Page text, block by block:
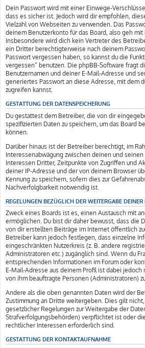
Dein Passwort wird mit einer Einwege-
dass es sicher ist. Jedoch wird dir empfohlen,
Vielzahl von Webseiten zu verwenden. Das
deinem Benutzerkonto für das Board, also geh mit
Insbesondere wird dich kein Vertreter des
ein Dritter berechtigterweise nach deinem
Passwort vergessen haben, so kannst du die
vergessen“ benutzen. Die phpBB-Software fragt
Benutzernamen und deiner E-Mail-Adresse und
generiertes Passwort an diese Adresse, mit dem
zugreifen kannst.
GESTATTUNG DER DATENSPEICHERUNG
Du gestattest dem Betreiber, die von dir
spezifizierten Daten zu speichern, um das Board
können.
Darüber hinaus ist der Betreiber berechtigt, im
Interessenabwägung zwischen deinen und
Interessen Dritter, Zeitpunkte von Zugriffen und
deiner IP-Adresse und der von deinem Browser
Kennung zu speichern, sofern dies zur
Nachverfolgbarkeit notwendig ist.
REGELUNGEN BEZÜGLICH DER WEITERGABE DEINER
Zweck eines Boards ist es, einen Austausch mit
ermöglichen. Du bist dir daher bewusst, dass die
von dir erstellten Beiträge im Internet öffentlich
Betreiber kann jedoch festlegen, dass einzelne
eingeschränkten Nutzerkreis (z. B. andere
Administratoren etc.) zugänglich sind. Wenn du
entsprechenden Informationen im Forum oder
E-Mail-Adresse aus deinem Profil ist dabei jedoch
von ihm beauftragte Personen (Administratoren)
Andere als die oben genannten Daten wird der
Zustimmung an Dritte weitergeben. Dies gilt
gesetzlicher Regelungen zur Weitergabe der
Strafverfolgungsbehörden) verpflichtet ist oder
rechtlicher Interessen erforderlich sind.
GESTATTUNG DER KONTAKTAUFNAHME